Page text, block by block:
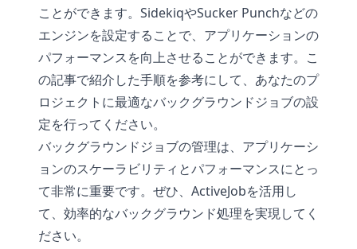
ことができます。SidekiqやSucker Punchなどの
エンジンを設定することで、アプリケーションの
パフォーマンスを向上させることができます。こ
の記事で紹介した手順を参考にして、あなたのプ
ロジェクトに最適なバックグラウンドジョブの設
定を行ってください。
バックグラウンドジョブの管理は、アプリケーシ
ョンのスケーラビリティとパフォーマンスにとっ
て非常に重要です。ぜひ、ActiveJobを活用し
て、効率的なバックグラウンド処理を実現してく
ださい。